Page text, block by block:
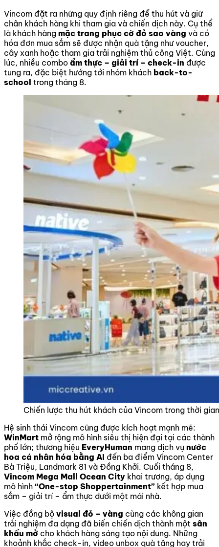
Vincom đặt ra những quy định riêng để thu hút và giữ
chân khách hàng khi tham gia và chiến dịch này. Cụ thể
là khách hàng mặc trang phục cờ đỏ sao vàng và có
hóa đơn mua sắm sẽ được nhận quà tặng như voucher,
cây xanh hoặc tham gia trải nghiệm thủ công Việt. Cùng
lúc, nhiều combo ẩm thực – giải trí – check-in được
tung ra, đặc biệt hướng tới nhóm khách back-to-
school trong tháng 8.
Chiến lược thu hút khách của Vincom trong thời
Hệ sinh thái Vincom cũng được kích hoạt mạnh mẽ:
WinMart mở rộng mô hình siêu thị hiện đại tại các thành
phố lớn; thương hiệu EveryHuman mang dịch vụ nước
hoa cá nhân hóa bằng AI đến ba điểm Vincom Center
Bà Triệu, Landmark 81 và Đồng Khởi. Cuối tháng 8,
Vincom Mega Mall Ocean City khai trương, áp dụng
mô hình “One-stop Shoppertainment” kết hợp mua
sắm – giải trí – ẩm thực dưới một mái nhà.
Việc đồng bộ visual đỏ – vàng cùng các không gian
trải nghiệm đa dạng đã biến chiến dịch thành một sân
khấu mở cho khách hàng sáng tạo nội dung. Những
khoảnh khắc check-in, video unbox quà tặng hay trải